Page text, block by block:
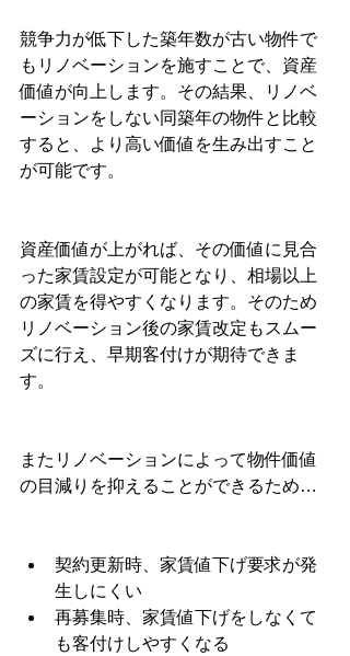
競争力が低下した築年数が古い物件で
もリノベーションを施すことで、資産
価値が向上します。その結果、リノベ
ーションをしない同築年の物件と比較
すると、より高い価値を生み出すこと
が可能です。
資産価値が上がれば、その価値に見合
った家賃設定が可能となり、相場以上
の家賃を得やすくなります。そのため
リノベーション後の家賃改定もスムー
ズに行え、早期客付けが期待できま
す。
またリノベーションによって物件価値
の目減りを抑えることができるため…
契約更新時、家賃値下げ要求が発
生しにくい
再募集時、家賃値下げをしなくて
も客付けしやすくなる